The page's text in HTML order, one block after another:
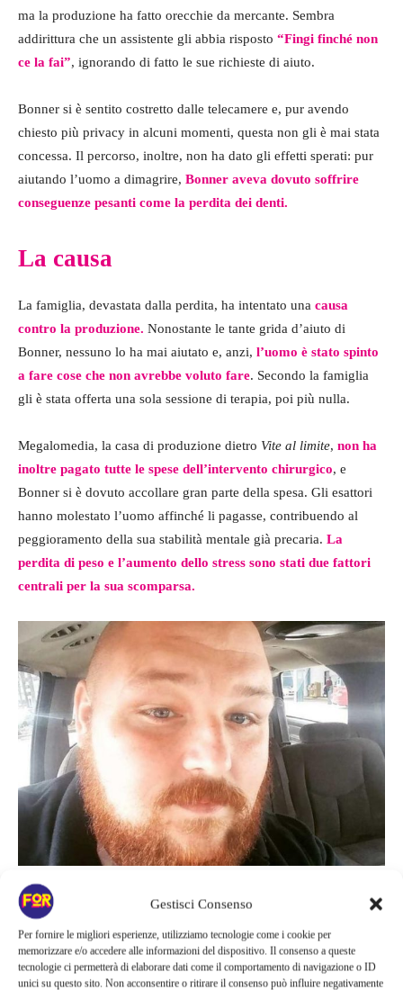
Gestisci Consenso
Per fornire le migliori esperienze, utilizziamo tecnologie come i cookie per
memorizzare e/o accedere alle informazioni del dispositivo. Il consenso a queste
tecnologie ci permetterà di elaborare dati come il comportamento di navigazione o ID
unici su questo sito. Non acconsentire o ritirare il consenso può influire negativamente
ma la produzione ha fatto orecchie da mercante. Sembra
addirittura che un assistente gli abbia risposto “Fingi finché non
ce la fai”, ignorando di fatto le sue richieste di aiuto.
Bonner si è sentito costretto dalle telecamere e, pur avendo
chiesto più privacy in alcuni momenti, questa non gli è mai stata
concessa. Il percorso, inoltre, non ha dato gli effetti sperati: pur
aiutando l’uomo a dimagrire, Bonner aveva dovuto soffrire
conseguenze pesanti come la perdita dei denti.
La causa
La famiglia, devastata dalla perdita, ha intentato una causa
contro la produzione. Nonostante le tante grida d’aiuto di
Bonner, nessuno lo ha mai aiutato e, anzi, l’uomo è stato spinto
a fare cose che non avrebbe voluto fare. Secondo la famiglia
gli è stata offerta una sola sessione di terapia, poi più nulla.
Megalomedia, la casa di produzione dietro Vite al limite, non ha
inoltre pagato tutte le spese dell’intervento chirurgico, e
Bonner si è dovuto accollare gran parte della spesa. Gli esattori
hanno molestato l’uomo affinché li pagasse, contribuendo al
peggioramento della sua stabilità mentale già precaria. La
perdita di peso e l’aumento dello stress sono stati due fattori
centrali per la sua scomparsa.
Vite al limite: si chiede un